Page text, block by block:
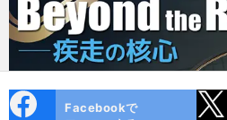
Facebookで